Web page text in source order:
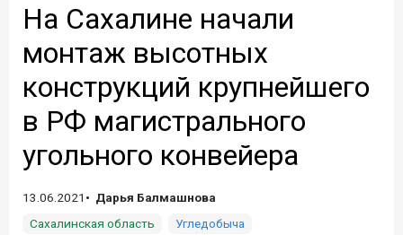
На Сахалине начали
монтаж высотных
конструкций крупнейшего
в РФ магистрального
угольного конвейера
13.06.2021
Дарья Балмашнова
Сахалинская область
Угледобыча